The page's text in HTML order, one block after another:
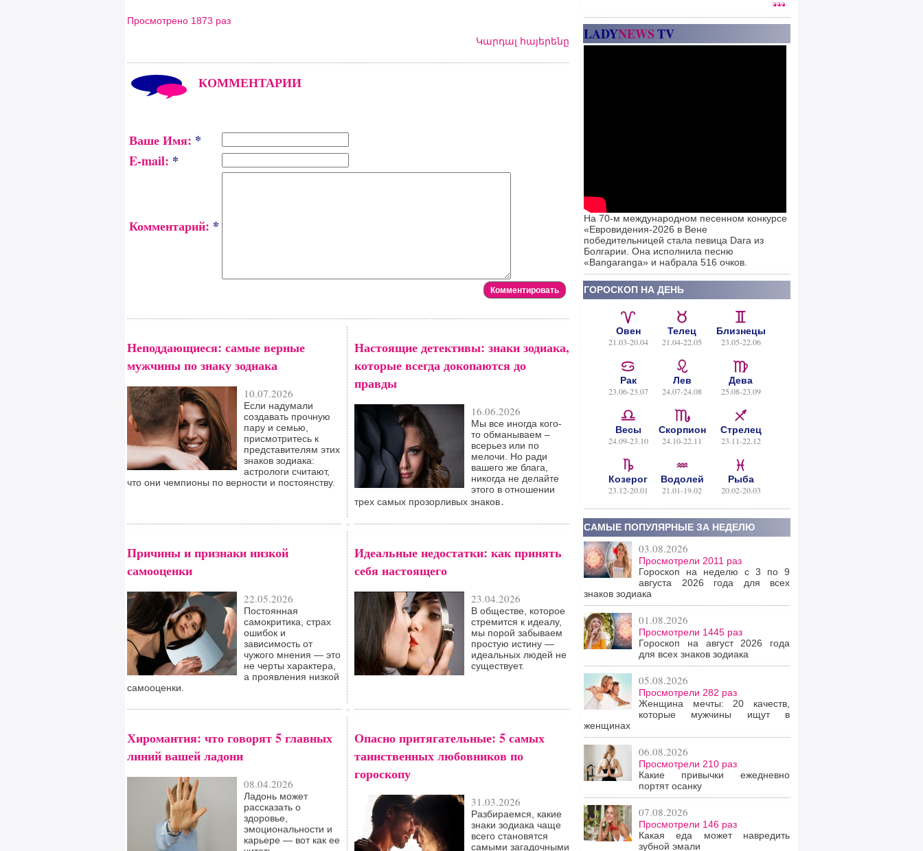
Просмотрено 1873 раз
Կարդալ հայերենը
КОММЕНТАРИИ
Ваше Имя: *
E-mail: *
Комментарий: *
Неподдающиеся: самые верные
мужчины по знаку зодиака
10.07.2026
Если надумали
создавать прочную
пару и семью,
присмотритесь к
представителям этих
знаков зодиака:
астрологи считают,
что они чемпионы по верности и постоянству.
Настоящие детективы: знаки зодиака,
которые всегда докопаются до
правды
16.06.2026
Мы все иногда кого-
то обманываем –
всерьез или по
мелочи. Но ради
вашего же блага,
никогда не делайте
этого в отношении
трех самых прозорливых знаков․
Причины и признаки низкой
самооценки
22.05.2026
Постоянная
самокритика, страх
ошибок и
зависимость от
чужого мнения — это
не черты характера,
а проявления низкой
самооценки.
Идеальные недостатки: как принять
себя настоящего
23.04.2026
В обществе, которое
стремится к идеалу,
мы порой забываем
простую истину —
идеальных людей не
существует.
Хиромантия: что говорят 5 главных
линий вашей ладони
08.04.2026
Ладонь может
рассказать о
здоровье,
эмоциональности и
карьере — вот как ее
Опасно притягательные: 5 самых
таинственных любовников по
гороскопу
31.03.2026
Разбираемся, какие
знаки зодиака чаще
всего становятся
самыми загадочными
LADYNEWSTV
На 70-м международном песенном конкурсе
«Евровидения-2026 в Вене
победительницей стала певица Dara из
Болгарии. Она исполнила песню
«Bangaranga» и набрала 516 очков.
ГОРОСКОП НА ДЕНЬ
Овен
21.03-20.04
Телец
21.04-22.05
Близнецы
23.05-22.06
Рак
23.06-23.07
Лев
24.07-24.08
Дева
25.08-23.09
Весы
24.09-23.10
Скорпион
24.10-22.11
Стрелец
23.11-22.12
Козерог
23.12-20.01
Водолей
21.01-19.02
Рыба
20.02-20.03
САМЫЕ ПОПУЛЯРНЫЕ ЗА НЕДЕЛЮ
03.08.2026
Просмотрели 2011 раз
Гороскоп на неделю с 3 по 9
августа 2026 года для всех
знаков зодиака
01.08.2026
Просмотрели 1445 раз
Гороскоп на август 2026 года
для всех знаков зодиака
05.08.2026
Просмотрели 282 раз
Женщина мечты: 20 качеств,
которые мужчины ищут в
женщинах
06.08.2026
Просмотрели 210 раз
Какие привычки ежедневно
портят осанку
07.08.2026
Просмотрели 146 раз
Какая еда может навредить
зубной эмали